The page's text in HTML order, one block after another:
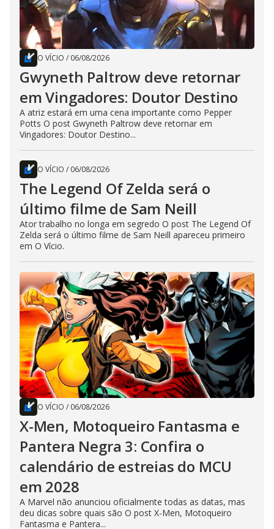
O VÍCIO / 06/08/2026
Gwyneth Paltrow deve retornar
em Vingadores: Doutor Destino
A atriz estará em uma cena importante como Pepper
Potts O post Gwyneth Paltrow deve retornar em
Vingadores: Doutor Destino...
O VÍCIO / 06/08/2026
The Legend Of Zelda será o
último filme de Sam Neill
Ator trabalho no longa em segredo O post The Legend Of
Zelda será o último filme de Sam Neill apareceu primeiro
em O Vício.
O VÍCIO / 06/08/2026
X-Men, Motoqueiro Fantasma e
Pantera Negra 3: Confira o
calendário de estreias do MCU
em 2028
A Marvel não anunciou oficialmente todas as datas, mas
deu dicas sobre quais são O post X-Men, Motoqueiro
Fantasma e Pantera...